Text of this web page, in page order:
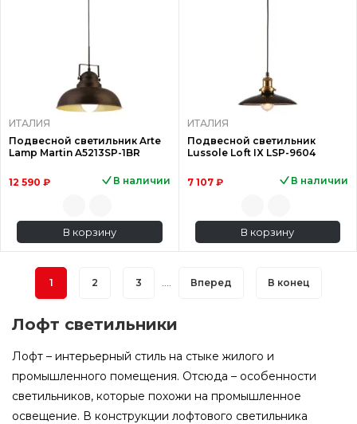
ИТАЛИЯ
Подвесной светильник Arte
Lamp Martin A5213SP-1BR
12 590 ₽ В наличии
В корзину
ИТАЛИЯ
Подвесной светильник
Lussole Loft IX LSP-9604
7 107 ₽ В наличии
В корзину
1 2 3 Вперед В конец
Лофт светильники
Лофт – интерьерный стиль на стыке жилого и
промышленного помещения. Отсюда – особенности
светильников, которые похожи на промышленное
освещение. В конструкции лофтового светильника